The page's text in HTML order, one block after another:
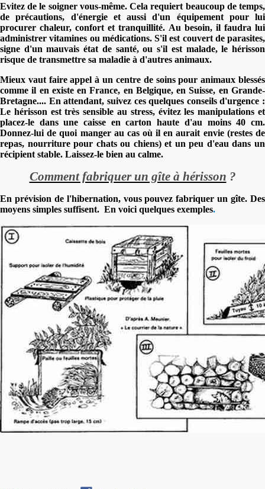
Evitez de le soigner vous-même. Cela requiert beaucoup de temps,
de précautions, d'énergie et aussi d'un équipement pour lui
procurer chaleur, confort et tranquillité. Au besoin, il faudra lui
administrer vitamines ou médications. S'il est couvert de parasites,
signe d'un mauvais état de santé, ou s'il est malade, le hérisson
risque de transmettre sa maladie à d'autres animaux.
Mieux vaut faire appel à un centre de soins pour animaux blessés
comme il en existe en France, en Belgique, en Suisse, en Grande-
Bretagne.... En attendant, suivez ces quelques conseils d'urgence :
Le hérisson est très sensible au stress, évitez les manipulations et
placez-le dans une caisse en carton haute d'au moins 40 cm.
Donnez-lui de quoi manger au cas où il en aurait envie (restes de
repas, nourriture pour chats ou chiens) et un peu d'eau dans un
récipient stable. Laissez-le bien au calme.
Comment fabriquer un gîte à hérisson ?
En prévision de l'hibernation, vous pouvez fabriquer un gîte. Des
moyens simples suffisent. En voici quelques exemples.